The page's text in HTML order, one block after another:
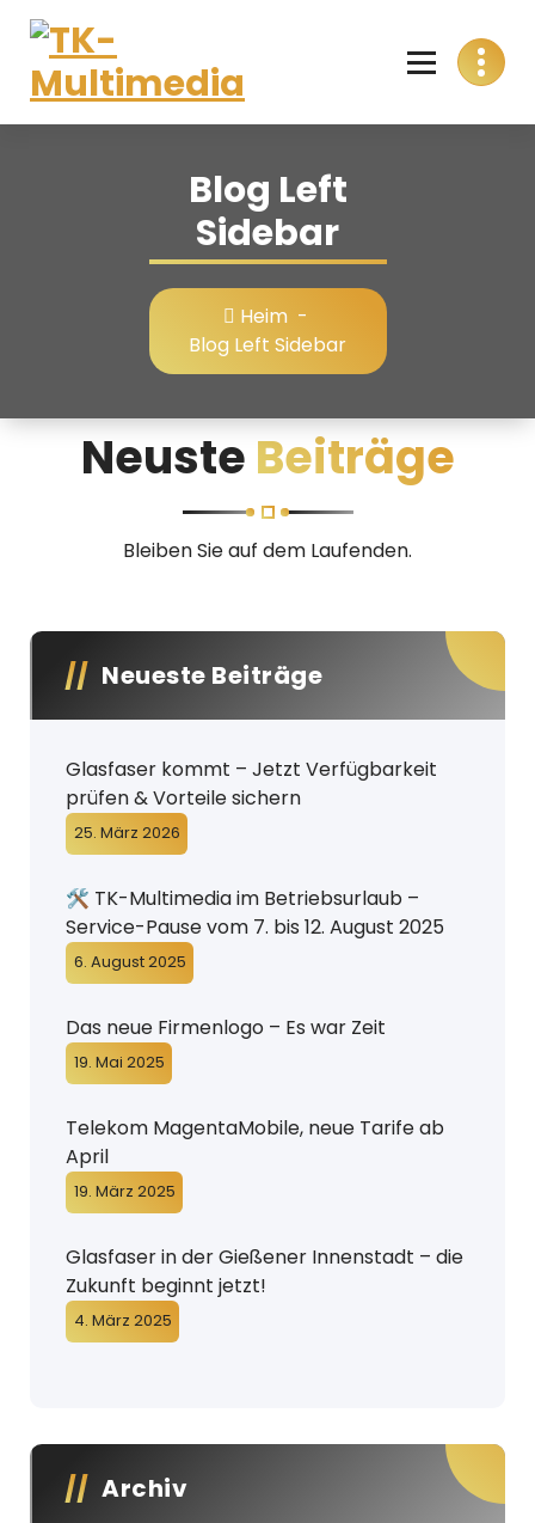
Skip
content
T
i
a
Blog Left
Sidebar
Heim-
Blog Left Sidebar
Neuste Beiträge
Bleiben Sie auf dem Laufenden.
Neueste Beiträge
Glasfaser kommt – Jetzt Verfügbarkeit
prüfen & Vorteile sichern
25. März 2026
🛠️ TK-Multimedia im Betriebsurlaub –
Service-Pause vom 7. bis 12. August 2025
6. August 2025
Das neue Firmenlogo – Es war Zeit
19. Mai 2025
Telekom MagentaMobile, neue Tarife ab
April
19. März 2025
Glasfaser in der Gießener Innenstadt – die
Zukunft beginnt jetzt!
4. März 2025
Archiv